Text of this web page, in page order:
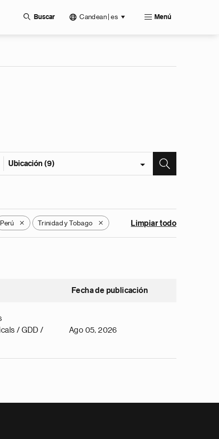
Buscar Candean | es Menú
Ubicación (9)
Perú X Trinidad y Tobago X Limpiar todo
Fecha de publicación
/ GDD /
Ago 05, 2026